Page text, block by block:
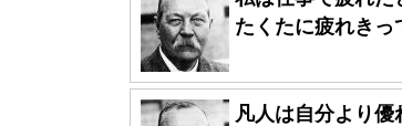
たくたに疲れきっ
凡人は自分より